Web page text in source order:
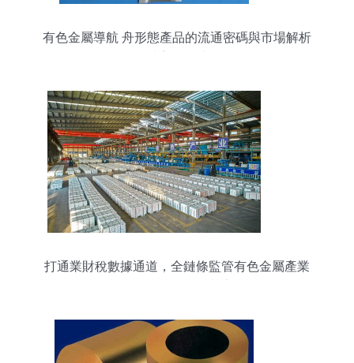
有色金屬導航 舟形態產品的流通密碼與市場解析
打通業財稅數據通道，全鏈條監管有色金屬產業